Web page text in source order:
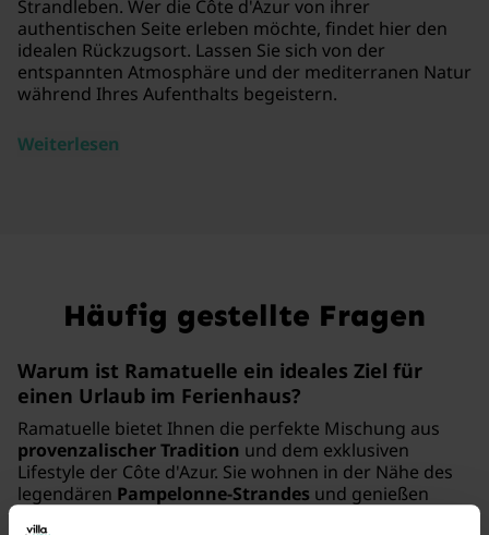
Strandleben. Wer die Côte d'Azur von ihrer
authentischen Seite erleben möchte, findet hier den
idealen Rückzugsort. Lassen Sie sich von der
entspannten Atmosphäre und der mediterranen Natur
während Ihres Aufenthalts begeistern.
Weiterlesen
Häufig gestellte Fragen
Warum ist Ramatuelle ein ideales Ziel für
einen Urlaub im Ferienhaus?
Ramatuelle bietet Ihnen die perfekte Mischung aus
provenzalischer Tradition und dem exklusiven
Lifestyle der Côte d'Azur. Sie wohnen in der Nähe des
legendären Pampelonne-Strandes und genießen